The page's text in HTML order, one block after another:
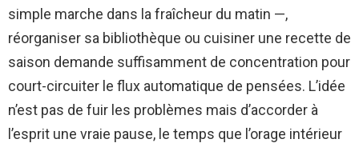
simple marche dans la fraîcheur du matin —,
réorganiser sa bibliothèque ou cuisiner une recette de
saison demande suffisamment de concentration pour
court-circuiter le flux automatique de pensées. L’idée
n’est pas de fuir les problèmes mais d’accorder à
l’esprit une vraie pause, le temps que l’orage intérieur